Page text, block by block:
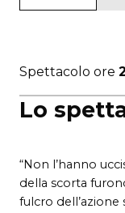
Lo
“Non l’hanno
della scorta
fulcro
Spettacolo ore